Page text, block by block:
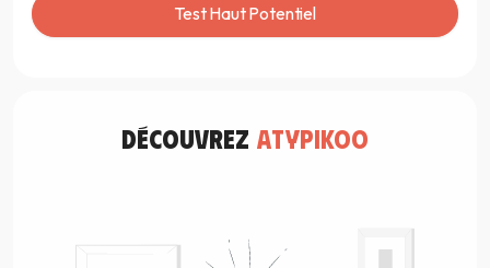
Test Haut Potentiel
découvrez atypikoo